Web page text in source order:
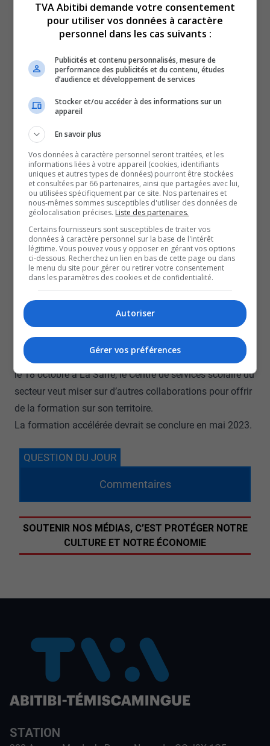
passé.
La formation accélérée, dans les centres de formation
professionnelle de La Sarre, Rouyn-Noranda et Val-d’Or,
est une première au Québec et s’enseigne sur 14 mois au
Les étudiants ont chacun une bourse de 20 000 dollars,
Bien que 78 bourses étaient disponibles pour la région,
la responsable des communications, promotions et
recrutement au CFP Harricana, Isabelle Legault, se dit
satisfaite du nombre d’inscriptions.
Le délai était plutôt serré. La formation a été annoncée
tard.
Les intéressés n’ont eu, au final, que deux mois après
l’annonce de la formation pour s’inscrire.
De ces 45 étudiants, 18 se retrouvent à Rouyn-Noranda,
16 à Val-d’Or et 11 à La Sarre. Le directeur général
adjoint du Centre de services scolaire du Lac-Abitibi,
Yves Dubé, se réjouit d’avoir été ciblé pour la formation.
Alors que la moitié des lits sont toujours fermés depuis
le 18 octobre à La Sarre, le Centre de services scolaire du
secteur veut miser sur d’autres collaborations pour offrir
de la formation sur son territoire.
La formation accélérée devrait se conclure en mai 2023.
QUESTION DU JOUR
Commentaires
SOUTENIR NOS MÉDIAS, C’EST PROTÉGER NOTRE
CULTURE ET NOTRE ÉCONOMIE
STATION
TVA Abitibi demande votre consentement
pour utiliser vos données à caractère
personnel dans les cas suivants :
Publicités et contenu personnalisés, mesure de
performance des publicités et du contenu, études
d’audience et développement de services
Stocker et/ou accéder à des informations sur un
appareil
En savoir plus
Vos données à caractère personnel seront traitées, et les
informations liées à votre appareil (cookies, identifiants
uniques et autres types de données) pourront être stockées
et consultées par 66 partenaires, ainsi que partagées avec lui,
ou utilisées spécifiquement par ce site. Nos partenaires et
nous-mêmes sommes susceptibles d'utiliser des données de
géolocalisation précises. Liste des partenaires.
Certains fournisseurs sont susceptibles de traiter vos
données à caractère personnel sur la base de l'intérêt
légitime. Vous pouvez vous y opposer en gérant vos options
ci-dessous. Recherchez un lien en bas de cette page ou dans
le menu du site pour gérer ou retirer votre consentement
dans les paramètres des cookies et de confidentialité.
Autoriser
Gérer vos préférences